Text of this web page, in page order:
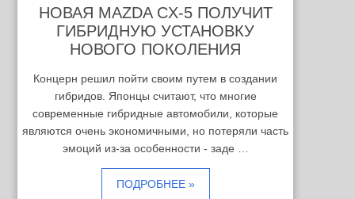
НОВАЯ MAZDA CX-5 ПОЛУЧИТ
ГИБРИДНУЮ УСТАНОВКУ
НОВОГО ПОКОЛЕНИЯ
Концерн решил пойти своим путем в создании
гибридов. Японцы считают, что многие
современные гибридные автомобили, которые
являются очень экономичными, но потеряли часть
эмоций из-за особенности - заде …
ПОДРОБНЕЕ »